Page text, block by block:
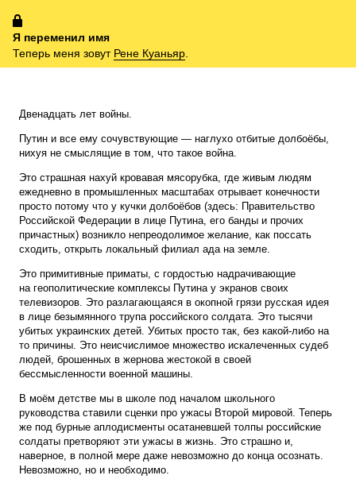
Я переменил имя
Теперь меня зовут Рене Куаньяр
Двенадцать лет войны.
Путин и все ему сочувствующие — наглухо отбитые долбоёбы,
нихуя не смыслящие в том, что такое война.
Это страшная нахуй кровавая мясорубка, где живым людям
ежедневно в промышленных масштабах отрывает конечности
просто потому что у кучки долбоёбов (здесь: Правительство
Российской Федерации в лице Путина, его банды и прочих
причастных) возникло непреодолимое желание, как поссать
сходить, открыть локальный филиал ада на земле.
Это примитивные приматы, с гордостью надрачивающие
на геополитические комплексы Путина у экранов своих
телевизоров. Это разлагающаяся в окопной грязи русская идея
в лице безымянного трупа российского солдата. Это тысячи
убитых украинских детей. Убитых просто так, без какой-либо на
то причины. Это неисчислимое множество искалеченных судеб
людей, брошенных в жернова жестокой в своей
бессмысленности военной машины.
В моём детстве мы в школе под началом школьного
руководства ставили сценки про ужасы Второй мировой. Теперь
же под бурные аплодисменты осатаневшей толпы российские
солдаты претворяют эти ужасы в жизнь. Это страшно и,
наверное, в полной мере даже невозможно до конца осознать.
Невозможно, но и необходимо.